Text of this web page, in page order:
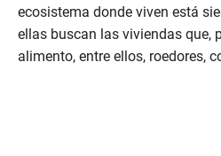
ecosistema donde viven está
ellas buscan las viviendas que,
alimento, entre ellos, roedores,